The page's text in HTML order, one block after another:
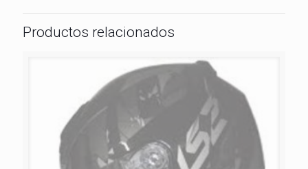
Productos relacionados